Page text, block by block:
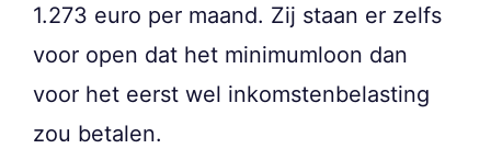
1.273 euro per maand. Zij staan er zelfs
voor open dat het minimumloon dan
voor het eerst wel inkomstenbelasting
zou betalen.